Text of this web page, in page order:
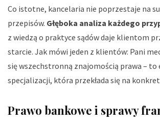
Co istotne, kancelaria nie poprzestaje na
przepisów. Głęboka analiza każdego
z wiedzą o praktyce sądów daje klientom
starcie. Jak mówi jeden z klientów: Pani
się wszechstronną znajomością prawa – to
specjalizacji, która przekłada się na
Prawo bankowe i sprawy